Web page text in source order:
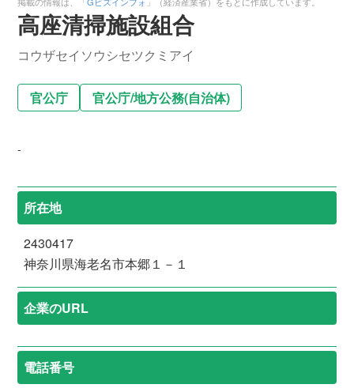
高座清掃施設組合
コウザセイソウシセツクミアイ
官公庁 官公庁/地方公務(自治体)
-
所在地
2430417
神奈川県海老名市本郷１－１
企業のURL
電話番号